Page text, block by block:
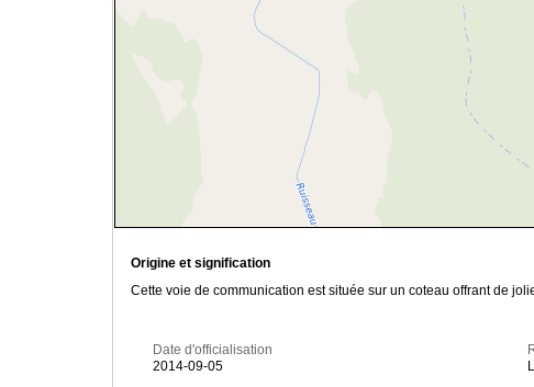
Origine et signification
Cette voie de communication est située sur un coteau offrant de
Date d'officialisation
2014-09-05